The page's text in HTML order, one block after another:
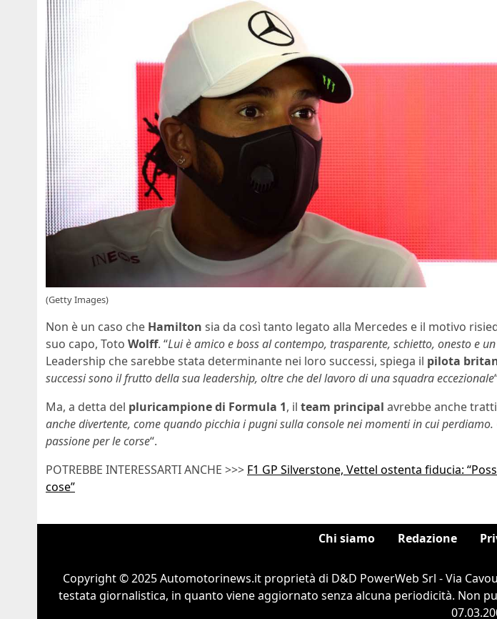
(Getty Images)
Non è un caso che Hamilton sia da così tanto legato alla Mercedes e il motivo
suo capo, Toto Wolff. “Lui è amico e boss al contempo, trasparente, schietto, onesto e
Leadership che sarebbe stata determinante nei loro successi, spiega il pilota
successi sono il frutto della sua leadership, oltre che del lavoro di una squadra eccezionale
Ma, a detta del pluricampione di Formula 1, il team principal avrebbe anche
anche divertente, come quando picchia i pugni sulla console nei momenti in cui
passione per le corse“.
POTREBBE INTERESSARTI ANCHE >>> F1 GP Silverstone, Vettel ostenta fiducia:
cose”
Chi siamo Redazione
Copyright © 2025 Automotorinews.it proprietà di D&D PowerWeb Srl - Via
testata giornalistica, in quanto viene aggiornato senza alcuna periodicità. Non